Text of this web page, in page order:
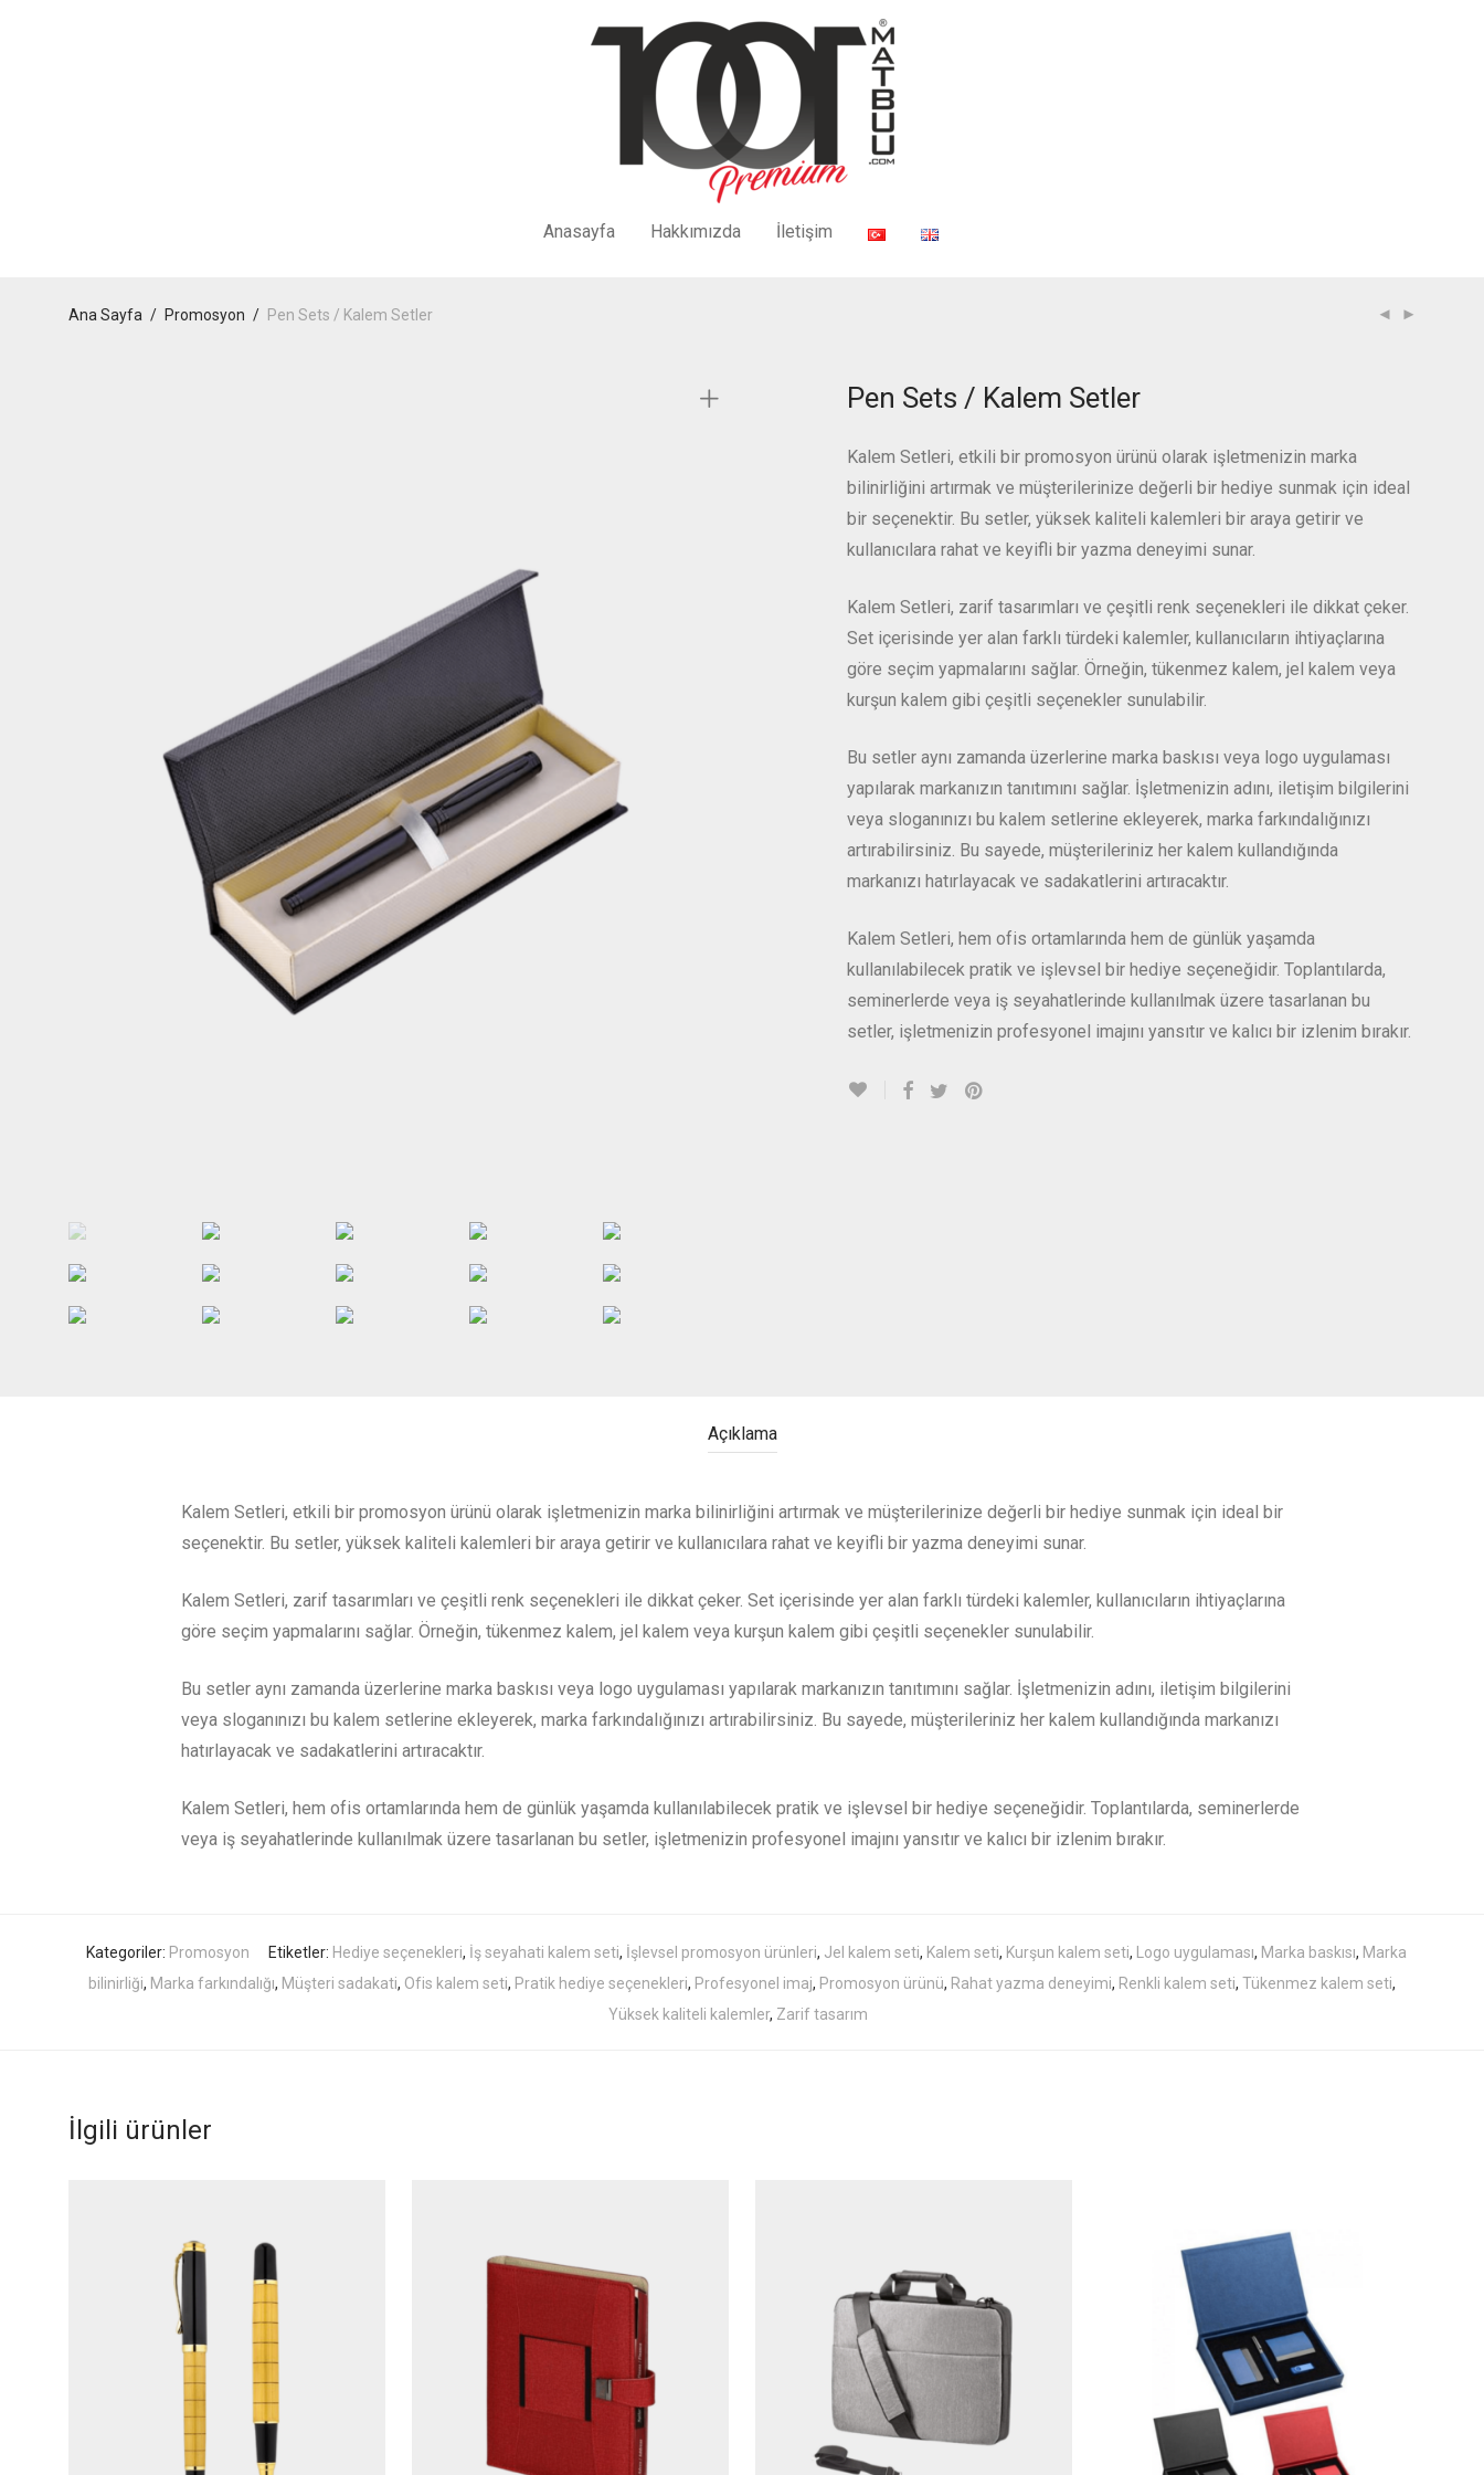
Anasayfa Hakkımızda İletişim
Ana Sayfa / Promosyon / Pen Sets / Kalem Setler
Pen Sets / Kalem Setler
Kalem Setleri, etkili bir promosyon ürünü olarak işletmenizin marka
bilinirliğini artırmak ve müşterilerinize değerli bir hediye sunmak için ideal
bir seçenektir. Bu setler, yüksek kaliteli kalemleri bir araya getirir ve
kullanıcılara rahat ve keyifli bir yazma deneyimi sunar.
Kalem Setleri, zarif tasarımları ve çeşitli renk seçenekleri ile dikkat çeker.
Set içerisinde yer alan farklı türdeki kalemler, kullanıcıların ihtiyaçlarına
göre seçim yapmalarını sağlar. Örneğin, tükenmez kalem, jel kalem veya
kurşun kalem gibi çeşitli seçenekler sunulabilir.
Bu setler aynı zamanda üzerlerine marka baskısı veya logo uygulaması
yapılarak markanızın tanıtımını sağlar. İşletmenizin adını, iletişim bilgilerini
veya sloganınızı bu kalem setlerine ekleyerek, marka farkındalığınızı
artırabilirsiniz. Bu sayede, müşterileriniz her kalem kullandığında
markanızı hatırlayacak ve sadakatlerini artıracaktır.
Kalem Setleri, hem ofis ortamlarında hem de günlük yaşamda
kullanılabilecek pratik ve işlevsel bir hediye seçeneğidir. Toplantılarda,
seminerlerde veya iş seyahatlerinde kullanılmak üzere tasarlanan bu
setler, işletmenizin profesyonel imajını yansıtır ve kalıcı bir izlenim bırakır.
Açıklama
Kalem Setleri, etkili bir promosyon ürünü olarak işletmenizin marka bilinirliğini artırmak ve müşterilerinize değerli bir hediye sunmak için ideal bir
seçenektir. Bu setler, yüksek kaliteli kalemleri bir araya getirir ve kullanıcılara rahat ve keyifli bir yazma deneyimi sunar.
Kalem Setleri, zarif tasarımları ve çeşitli renk seçenekleri ile dikkat çeker. Set içerisinde yer alan farklı türdeki kalemler, kullanıcıların ihtiyaçlarına
göre seçim yapmalarını sağlar. Örneğin, tükenmez kalem, jel kalem veya kurşun kalem gibi çeşitli seçenekler sunulabilir.
Bu setler aynı zamanda üzerlerine marka baskısı veya logo uygulaması yapılarak markanızın tanıtımını sağlar. İşletmenizin adını, iletişim bilgilerini
veya sloganınızı bu kalem setlerine ekleyerek, marka farkındalığınızı artırabilirsiniz. Bu sayede, müşterileriniz her kalem kullandığında markanızı
hatırlayacak ve sadakatlerini artıracaktır.
Kalem Setleri, hem ofis ortamlarında hem de günlük yaşamda kullanılabilecek pratik ve işlevsel bir hediye seçeneğidir. Toplantılarda, seminerlerde
veya iş seyahatlerinde kullanılmak üzere tasarlanan bu setler, işletmenizin profesyonel imajını yansıtır ve kalıcı bir izlenim bırakır.
Kategoriler: Promosyon Etiketler: Hediye seçenekleri, İş seyahati kalem seti, İşlevsel promosyon ürünleri, Jel kalem seti, Kalem seti, Kurşun kalem seti, Logo uygulaması, Marka baskısı, Marka
bilinirliği, Marka farkındalığı, Müşteri sadakati, Ofis kalem seti, Pratik hediye seçenekleri, Profesyonel imaj, Promosyon ürünü, Rahat yazma deneyimi, Renkli kalem seti, Tükenmez kalem seti,
Yüksek kaliteli kalemler, Zarif tasarım
İlgili ürünler